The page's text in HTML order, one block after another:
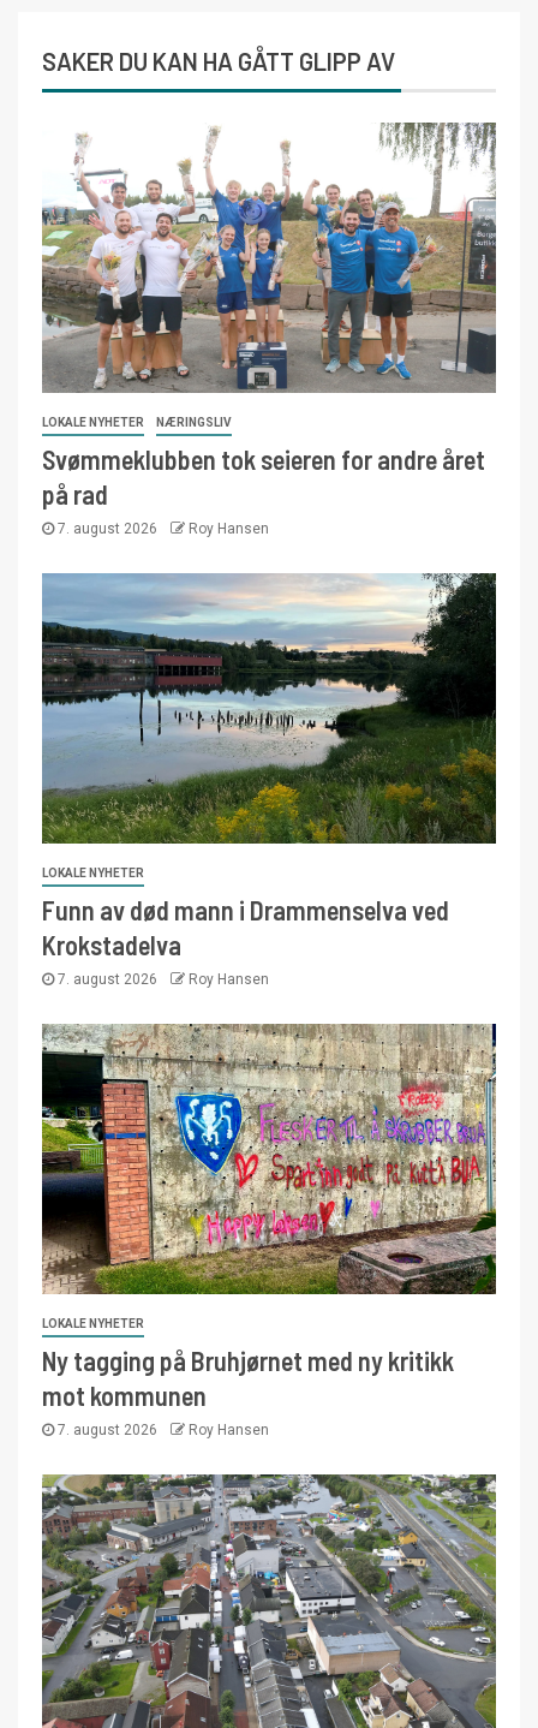
SAKER DU KAN HA GÅTT GLIPP AV
LOKALE NYHETER NÆRINGSLIV
Svømmeklubben tok seieren for andre året
på rad
7. august 2026 Roy Hansen
LOKALE NYHETER
Funn av død mann i Drammenselva ved
Krokstadelva
7. august 2026 Roy Hansen
LOKALE NYHETER
Ny tagging på Bruhjørnet med ny kritikk
mot kommunen
7. august 2026 Roy Hansen